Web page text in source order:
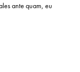
ante quam, eu